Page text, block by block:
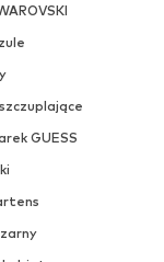
GUESS